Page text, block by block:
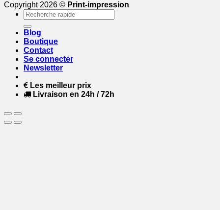
Copyright 2026 © Print-impression
Recherche
pour :
Blog
Boutique
Contact
Se connecter
Newsletter
Les meilleur prix
Livraison en 24h / 72h